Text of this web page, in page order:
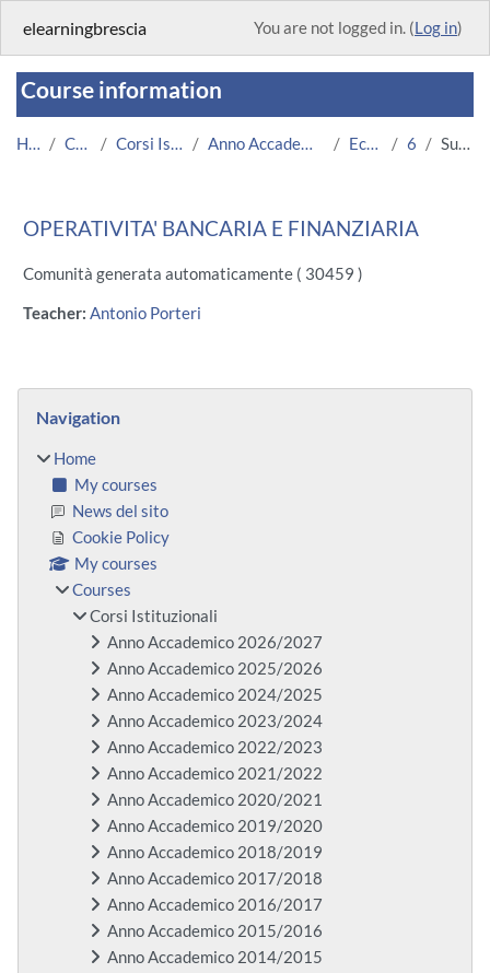
elearningbrescia You are not logged in. (Log in)
Course information
Home Courses Corsi Istituzionali Anno Accademico 2013/2014 Economia 640 Summary
OPERATIVITA' BANCARIA E FINANZIARIA
Comunità generata automaticamente ( 30459 )
Teacher: Antonio Porteri
Blocks
Navigation
Home
My courses
News del sito
Cookie Policy
My courses
Courses
Corsi Istituzionali
Anno Accademico 2026/2027
Anno Accademico 2025/2026
Anno Accademico 2024/2025
Anno Accademico 2023/2024
Anno Accademico 2022/2023
Anno Accademico 2021/2022
Anno Accademico 2020/2021
Anno Accademico 2019/2020
Anno Accademico 2018/2019
Anno Accademico 2017/2018
Anno Accademico 2016/2017
Anno Accademico 2015/2016
Anno Accademico 2014/2015